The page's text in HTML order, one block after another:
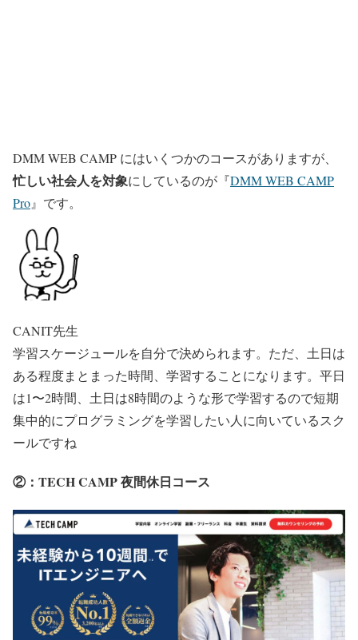
DMM WEB CAMP にはいくつかのコースがありますが、
忙しい社会人を対象にしているのが『DMM WEB CAMP
Pro』です。
CANIT先生
学習スケージュールを自分で決められます。ただ、土日は
ある程度まとまった時間、学習することになります。平日
は1〜2時間、土日は8時間のような形で学習するので短期
集中的にプログラミングを学習したい人に向いているスク
ールですね
②：TECH CAMP 夜間休日コース